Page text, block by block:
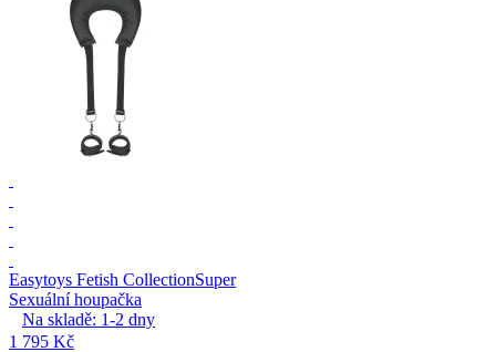
Easytoys Fetish CollectionSuper
Sexuální houpačka
Na skladě: 1-2 dny
1 795 Kč